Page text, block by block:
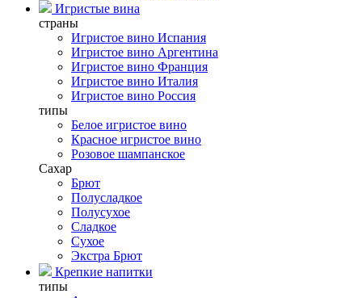
Игристые вина
страны
Игристое вино Испания
Игристое вино Аргентина
Игристое вино Франция
Игристое вино Италия
Игристое вино Россия
типы
Белое игристое вино
Красное игристое вино
Розовое шампанское
Сахар
Брют
Полусладкое
Полусухое
Сладкое
Сухое
Экстра Брют
Крепкие напитки
типы